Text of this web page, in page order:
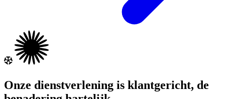
Onze dienstverlening is klantgericht, de